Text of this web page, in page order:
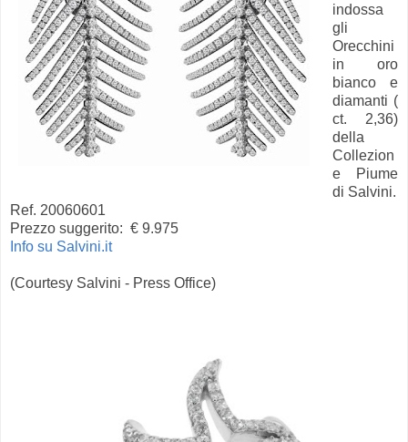
indossa
gli
Orecchini
in oro
bianco e
diamanti (
ct. 2,36)
della
Collezion
e Piume
di Salvini.
Ref. 20060601
Prezzo suggerito: € 9.975
Info su Salvini.it
(Courtesy Salvini - Press Office)